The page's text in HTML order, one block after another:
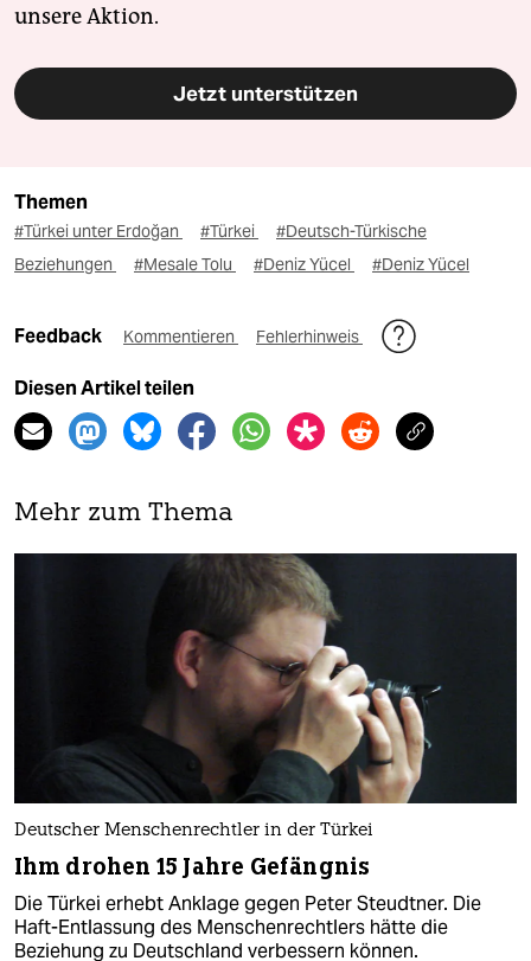
unsere Aktion.
Jetzt unterstützen
Themen
#Türkei unter Erdoğan #Türkei
#Deutsch-Türkische
Beziehungen
#Mesale Tolu #Deniz Yücel #Deniz Yücel
Feedback Kommentieren Fehlerhinweis
Diesen Artikel teilen
Mehr zum Thema
Deutscher Menschenrechtler in der Türkei
Ihm drohen 15 Jahre Gefängnis
Die Türkei erhebt Anklage gegen Peter Steudtner. Die
Haft-Entlassung des Menschenrechtlers hätte die
Beziehung zu Deutschland verbessern können.